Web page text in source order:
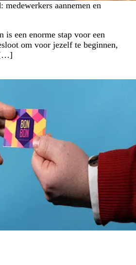
medewerkers aannemen en
is een enorme stap voor een
om voor jezelf te beginnen,
[…]